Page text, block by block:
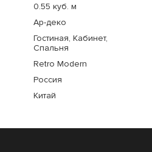
0.55 куб. м
Ар-деко
Гостиная, Кабинет,
Спальня
Retro Modern
Россия
Китай